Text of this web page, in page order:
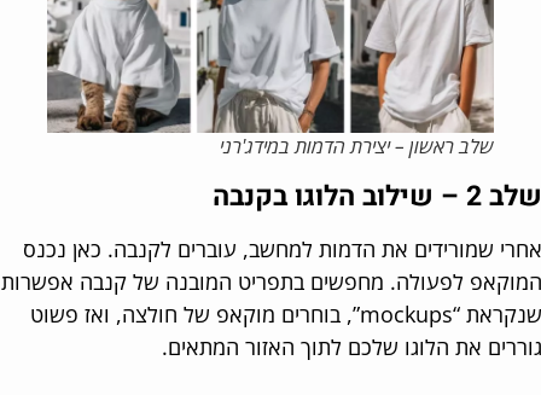
שלב ראשון – יצירת הדמות במידג'רני
הלוגו בקנבה
שמורידים את הדמות למחשב, עוברים לקנבה. כאן נכנס
לפעולה. מחפשים בתפריט המובנה של קנבה אפשרות
שנקראת “mockups”, בוחרים מוקאפ של חולצה, ואז פשוט
את הלוגו שלכם לתוך האזור המתאים.